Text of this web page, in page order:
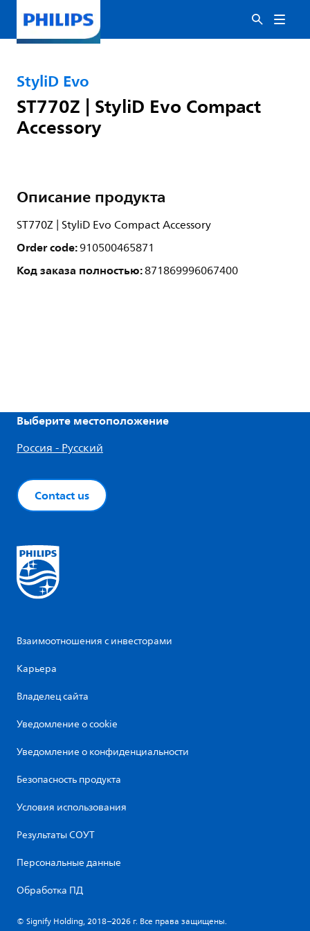
StyliD Evo
ST770Z | StyliD Evo Compact
Accessory
Описание продукта
ST770Z | StyliD Evo Compact Accessory
Order code:910500465871
Код заказа полностью:871869996067400
Выберите местоположение
Россия - Русский
Contact us
Взаимоотношения с инвесторами
Карьера
Владелец сайта
Уведомление о cookie
Уведомление о конфиденциальности
Безопасность продукта
Условия использования
Результаты СОУТ
Персональные данные
Обработка ПД
© Signify Holding, 2018–2026 г. Все права защищены.